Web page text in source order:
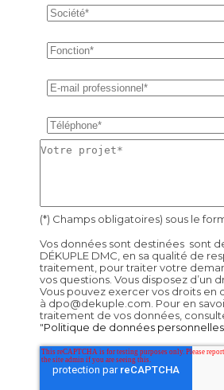
(*) Champs obligatoires) sous le
Vos données sont destinées sont
DÉKUPLE DMC, en sa qualité de
traitement, pour traiter votre
vos questions. Vous disposez d’un
Vous pouvez exercer vos droits en
à dpo@dekuple.com. Pour en
traitement de vos données,
"Politique de données personnelles